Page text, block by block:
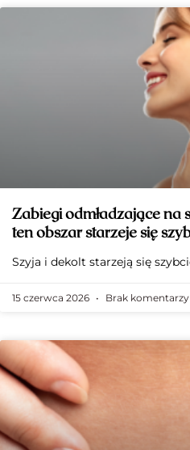
Zabiegi odmładzające na
ten obszar starzeje się
Szyja i dekolt starzeją się
15 czerwca 2026 Brak komentarzy